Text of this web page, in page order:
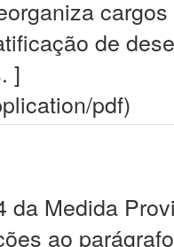
de
]
pdf)
da Medida
ao